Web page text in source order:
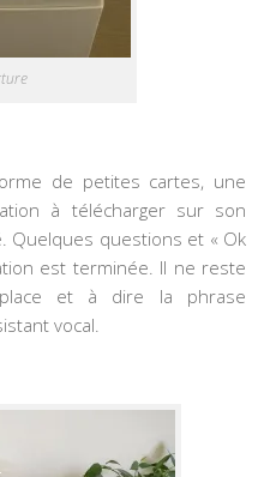
de petites cartes, une
à télécharger sur son
Quelques questions et « Ok
est terminée. Il ne reste
et à dire la phrase
vocal.